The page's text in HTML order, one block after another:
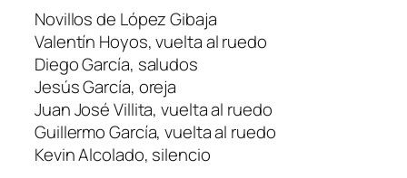
Novillos de López Gibaja
Valentín Hoyos, vuelta al ruedo
Diego García, saludos
Jesús García, oreja
Juan José Villita, vuelta al ruedo
Guillermo García, vuelta al ruedo
Kevin Alcolado, silencio